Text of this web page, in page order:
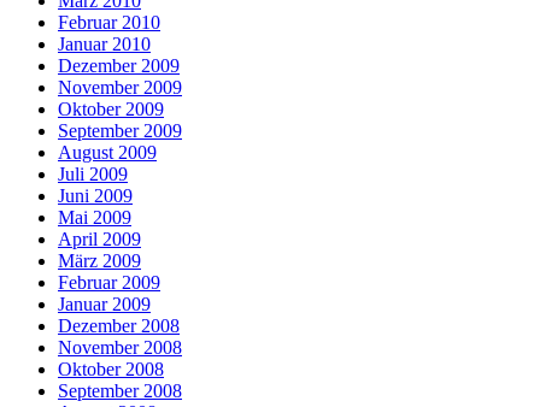
Februar 2010
Januar 2010
Dezember 2009
November 2009
Oktober 2009
September 2009
August 2009
Juli 2009
Juni 2009
Mai 2009
April 2009
März 2009
Februar 2009
Januar 2009
Dezember 2008
November 2008
Oktober 2008
September 2008